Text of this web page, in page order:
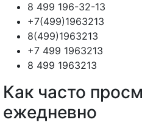
8 499 196-32-13
+7(499)1963213
8(499)1963213
+7 499 1963213
8 499 1963213
Как часто
ежедневно